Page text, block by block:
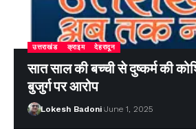
उत्तराखंड क्राइम देहरादून
सात साल की बच्ची से दुष्कर्म की
बुजुर्ग पर आरोप
Lokesh Badoni June 1, 2025